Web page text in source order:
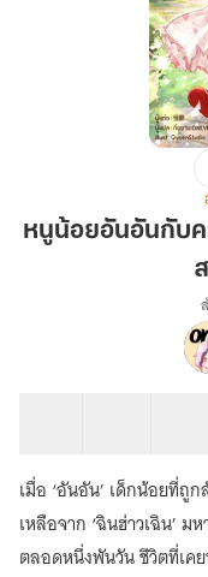
อัน
ครอบ
มหา
เศรษฐี
อันดับ
สาย
เปย์
เล่ม
8
หนูน้อยอันอันกับ
เมื่อ ‘อันอัน’ เด็กน้อยที่ถู
เหลือจาก ‘ฉินฮ่าวเฉิน’
ตลอดหนึ่งพันวัน ชีวิตที่เค